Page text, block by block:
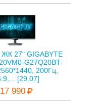
27" GIGABYTE
G27Q20BT-
200Гц,
[29.07]
17 990